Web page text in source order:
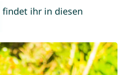
findet ihr in diesen